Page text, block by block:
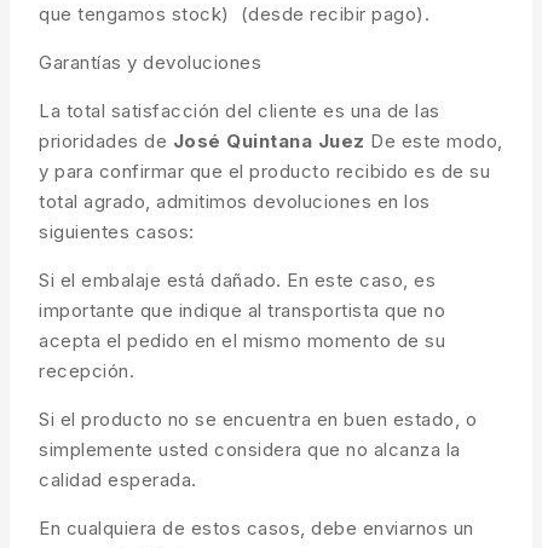
que tengamos stock) (desde recibir pago).
Garantías y devoluciones
La total satisfacción del cliente es una de las
prioridades de José Quintana Juez De este modo,
y para confirmar que el producto recibido es de su
total agrado, admitimos devoluciones en los
siguientes casos:
Si el embalaje está dañado. En este caso, es
importante que indique al transportista que no
acepta el pedido en el mismo momento de su
recepción.
Si el producto no se encuentra en buen estado, o
simplemente usted considera que no alcanza la
calidad esperada.
En cualquiera de estos casos, debe enviarnos un